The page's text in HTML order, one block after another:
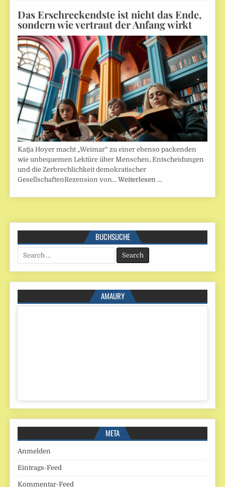
Das Erschreckendste ist nicht das Ende,
sondern wie vertraut der Anfang wirkt
Katja Hoyer macht „Weimar“ zu einer ebenso packenden
wie unbequemen Lektüre über Menschen, Entscheidungen
und die Zerbrechlichkeit demokratischer
GesellschaftenRezension von…Weiterlesen …
BUCHSUCHE
Search
for:
AMAURY
META
Anmelden
Eintrags-Feed
Kommentar-Feed